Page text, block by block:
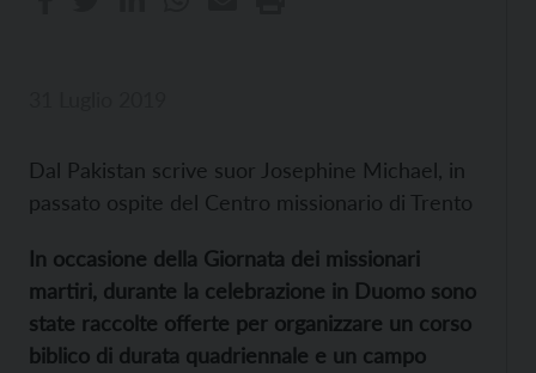
Dal Pakistan scrive suor Josephine Michael, in
passato ospite del Centro missionario di Trento
In occasione della Giornata dei missionari
martiri, durante la celebrazione in Duomo sono
state raccolte offerte per organizzare un corso
biblico di durata quadriennale e un campo